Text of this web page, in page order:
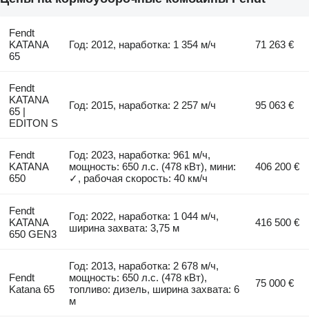
Fendt
KATANA
65
Год: 2012, наработка: 1 354 м/ч 71 263 €
Fendt
KATANA
65 |
EDITON S
Год: 2015, наработка: 2 257 м/ч 95 063 €
Fendt
KATANA
650
Год: 2023, наработка: 961 м/ч,
мощность: 650 л.с. (478 кВт), мини:
✓, рабочая скорость: 40 км/ч
406 200 €
Fendt
KATANA
650 GEN3
Год: 2022, наработка: 1 044 м/ч,
ширина захвата: 3,75 м
416 500 €
Fendt
Katana 65
Год: 2013, наработка: 2 678 м/ч,
мощность: 650 л.с. (478 кВт),
топливо: дизель, ширина захвата: 6
м
75 000 €